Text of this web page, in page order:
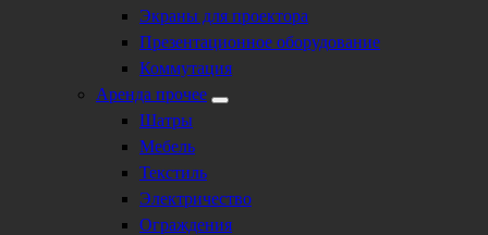
Экраны для проектора
Презентационное оборудование
Коммутация
Аренда прочее
Шатры
Мебель
Текстиль
Электричество
Ограждения